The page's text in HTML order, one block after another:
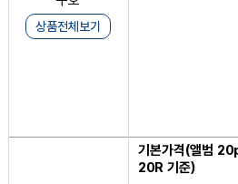
상품전체보기
기본가격(앨범
20R 기준)